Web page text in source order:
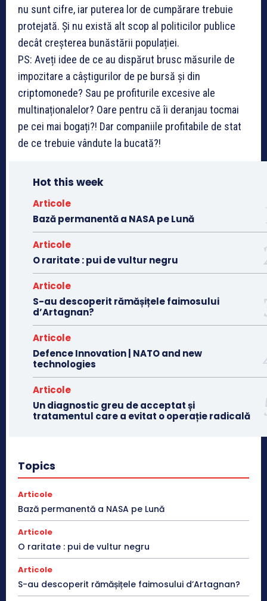
nu sunt cifre, iar puterea lor de cumpărare trebuie
protejată. Și nu există alt scop al politicilor publice
decât creșterea bunăstării populației.
PS: Aveți idee de ce au dispărut brusc măsurile de
impozitare a câștigurilor de pe bursă și din
criptomonede? Sau pe profiturile excesive ale
multinaționalelor? Oare pentru că îi deranjau tocmai
pe cei mai bogați?! Dar companiile profitabile de stat
de ce trebuie vândute la bucată?!
Hot this week
Articole
Bază permanentă a NASA pe Lună
Articole
O raritate : pui de vultur negru
Articole
S-au descoperit rămășițele faimosului
d’Artagnan?
Articole
Defence Innovation | NATO and new
technologies
Articole
Un diagnostic greu de acceptat și
tratamentul care a evitat o operație radicală
Topics
Articole
Bază permanentă a NASA pe Lună
Articole
O raritate : pui de vultur negru
Articole
S-au descoperit rămășițele faimosului d’Artagnan?